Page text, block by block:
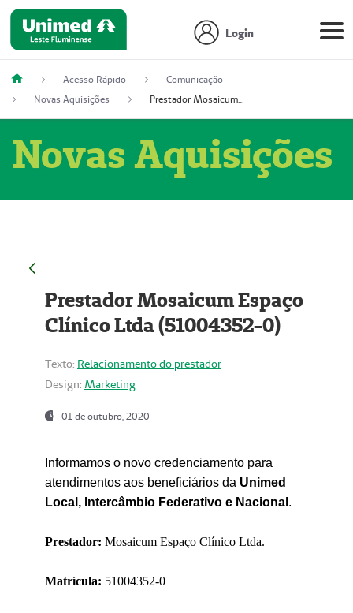
Login
Acesso Rápido
Comunicação
Novas Aquisições
Prestador Mosaicum Espaço Clínico Ltda (51004352-0)
Novas Aquisições
Prestador Mosaicum Espaço
Clínico Ltda (51004352-0)
Texto: Relacionamento do prestador
Design: Marketing
01 de outubro, 2020
Informamos o novo credenciamento para
atendimentos aos beneficiários da Unimed
Local, Intercâmbio Federativo e Nacional .
Prestador: Mosaicum Espaço Clínico Ltda.
Matrícula: 51004352-0